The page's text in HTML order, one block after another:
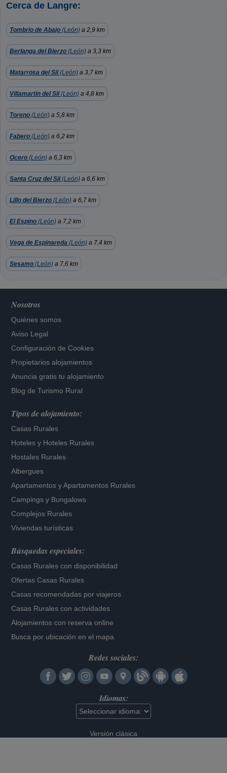
Cerca de Langre:
Tombrio de Abajo (León) a 2,9 km
Berlanga del Bierzo (León) a 3,3 km
Matarrosa del Sil(León) a 3,7 km
Villamartin del Sil(León) a 4,8 km
Toreno (León) a 5,8 km
Fabero (León) a 6,2 km
Ocero (León) a 6,3 km
Santa Cruz del Sil(León) a 6,6 km
Lillo del Bierzo (León) a 6,7 km
El Espino (León) a 7,2 km
Vega de Espinareda (León) a 7,4 km
Sesamo (León) a 7,6 km
Nosotros
Quiénes somos
Aviso Legal
Configuración de Cookies
Propietarios alojamientos
Anuncia gratis tu alojamiento
Blog de Turismo Rural
Tipos de alojamiento:
Casas Rurales
Hoteles y Hoteles Rurales
Hostales Rurales
Albergues
Apartamentos yApartamentos Rurales
Campings y Bungalows
Complejos Rurales
Viviendas turísticas
Búsquedas especiales:
Casas Rurales con disponibilidad
Ofertas Casas Rurales
Casas recomendadas por viajeros
Casas Rurales con actividades
Alojamientos con reserva online
Busca por ubicación en el mapa
Redes sociales:
Idiomas:
Versión clásica